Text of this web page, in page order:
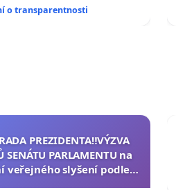
o transparentnosti
PREZIDENTA‼️VÝZVA
SENÁTU PARLAMENTU na
veřejného slyšení podle §